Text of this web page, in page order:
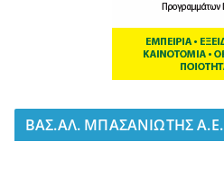
BΑΣ.ΑΛ. ΜΠΑΣΑΝΙΩΤΗΣ Α.Ε.